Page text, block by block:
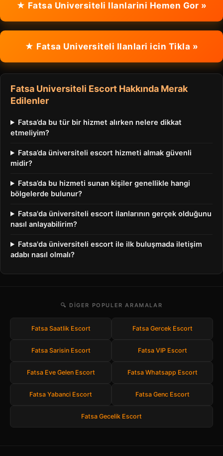
★ Fatsa Universiteli Ilanlarini Hemen Gor »
★ Fatsa Universiteli Ilanlari icin Tikla »
Fatsa Universiteli Escort Hakkında Merak
Edilenler
Fatsa’da bu tür bir hizmet alırken nelere dikkat
etmeliyim?
Fatsa’da üniversiteli escort hizmeti almak güvenli
midir?
Fatsa’da bu hizmeti sunan kişiler genellikle hangi
bölgelerde bulunur?
Fatsa'da üniversiteli escort ilanlarının gerçek olduğunu
nasıl anlayabilirim?
Fatsa'da üniversiteli escort ile ilk buluşmada iletişim
adabı nasıl olmalı?
🔍 DIGER POPULER ARAMALAR
Fatsa Saatlik Escort Fatsa Gercek Escort
Fatsa Sarisin Escort Fatsa VIP Escort
Fatsa Eve Gelen Escort Fatsa Whatsapp Escort
Fatsa Yabanci Escort Fatsa Genc Escort
Fatsa Gecelik Escort